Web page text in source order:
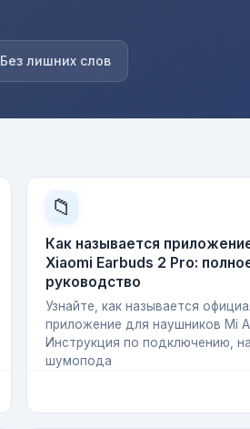
Без лишних слов
📁
Как называется
Xiaomi Earbuds 2 Pro:
руководство
Узнайте, как называется
приложение для наушников Mi
Инструкция по подключению,
шумопода